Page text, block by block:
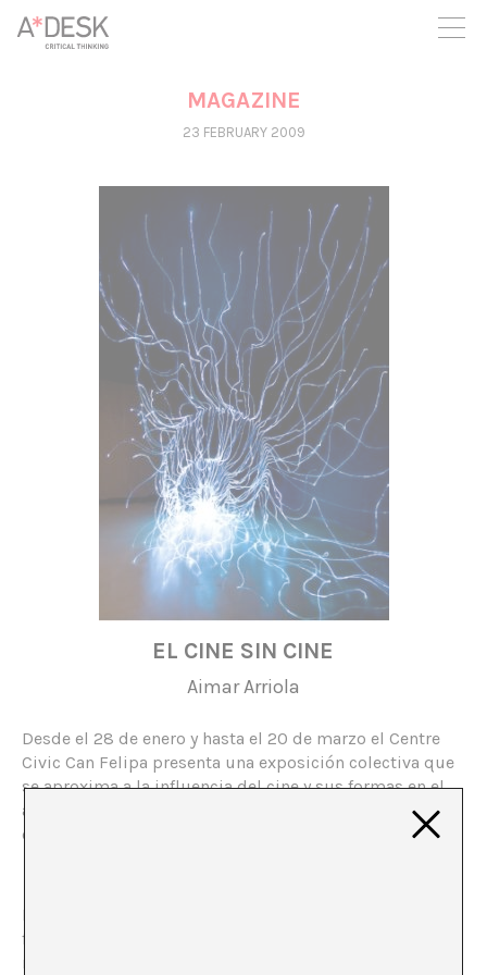
you believe in A*DESK, we need your backing to be able to
continue. You can now participate in the project by supporting
it. You can choose how much you want to contribute to the
You can decide how much you want to bring to the project.
MAGAZINE
23 FEBRUARY 2009
EL CINE SIN CINE
Aimar Arriola
Desde el 28 de enero y hasta el 20 de marzo el Centre
Civic Can Felipa presenta una exposición colectiva que
se aproxima a la influencia del cine y sus formas en el
arte actual. La muestra es fruto de la Convocatoria de
comisariado 2008 del centro.
La aparición del dispositivo cinematográfico cambió la
forma en que pensamos, hacemos y consumimos el
mundo. El cine, como máquina de crear imágenes,